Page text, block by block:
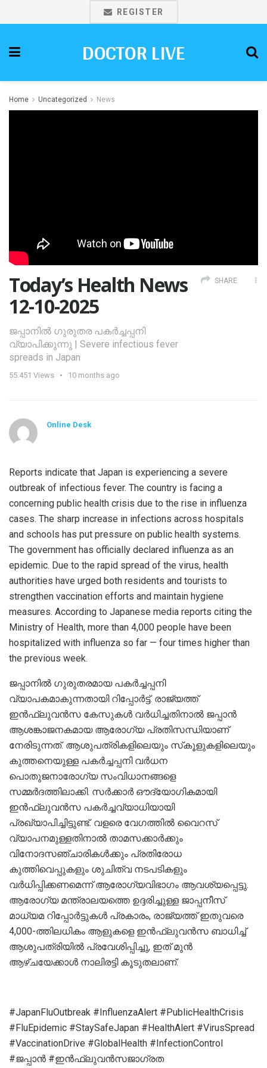
REGISTER
DOCTOR LIVE
Home Uncategorized News
Today’s Health News
12-10-2025
ജപ്പാനിൽ ഗുരുതര പകർച്ചപ്പനി
വ്യാപിക്കുന്നു | Severe infectious fever
spreads in Japan
55.451 Views 10 months ago
SHARE
Online Desk
Reports indicate that Japan is experiencing a severe
outbreak of infectious fever. The country is facing a
concerning public health crisis due to the rise in influenza
cases. The sharp increase in infections across hospitals
and schools has put pressure on public health systems.
The government has officially declared influenza as an
epidemic. Due to the rapid spread of the virus, health
authorities have urged both residents and tourists to
strengthen vaccination efforts and maintain hygiene
measures. According to Japanese media reports citing the
Ministry of Health, more than 4,000 people have been
hospitalized with influenza so far — four times higher than
the previous week.
ജപ്പാനിൽ ഗുരുതരമായ പകർച്ചപ്പനി
വ്യാപകമാകുന്നതായി റിപ്പോർട്ട്. രാജ്യത്ത്
ഇൻഫ്‌ലുവൻസ കേസുകൾ വർധിച്ചതിനാൽ ജപ്പാൻ
ആശങ്കാജനകമായ ആരോഗ്യ പ്രതിസന്ധിയാണ്
നേരിടുന്നത്. ആശുപത്രികളിലെയും സ്‌കൂളുകളിലെയും
കുത്തനെയുള്ള പകർച്ചപ്പനി വർധന
പൊതുജനാരോഗ്യ സംവിധാനങ്ങളെ
സമ്മർദത്തിലാക്കി. സർക്കാർ ഔദ്യോഗികമായി
ഇൻഫ്‌ലുവൻസ പകർച്ചവ്യാധിയായി
പ്രഖ്യാപിച്ചിട്ടുണ്ട്. വളരെ വേഗത്തിൽ വൈറസ്
വ്യാപനമുള്ളതിനാൽ താമസക്കാർക്കും
വിനോദസഞ്ചാരികൾക്കും പ്രതിരോധ
കുത്തിവെപ്പുകളും ശുചിത്വ നടപടികളും
വർധിപ്പിക്കണമെന്ന് ആരോഗ്യവിഭാഗം ആവശ്യപ്പെട്ടു.
ആരോഗ്യ മന്ത്രാലയത്തെ ഉദ്ദരിച്ചുള്ള ജാപ്പനീസ്
മാധ്യമ റിപ്പോർട്ടുകൾ പ്രകാരം, രാജ്യത്ത് ഇതുവരെ
4,000-ത്തിലധികം ആളുകളെ ഇൻഫ്‌ലുവൻസ ബാധിച്ച്
ആശുപത്രിയിൽ പ്രവേശിപ്പിച്ചു, ഇത് മുൻ
ആഴ്ചയേക്കാൾ നാലിരട്ടി കൂടുതലാണ്.
#JapanFluOutbreak #InfluenzaAlert #PublicHealthCrisis
#FluEpidemic #StaySafeJapan #HealthAlert #VirusSpread
#VaccinationDrive #GlobalHealth #InfectionControl
#ജപ്പാൻ #ഇൻഫ്ലുവൻസജാഗ്രത